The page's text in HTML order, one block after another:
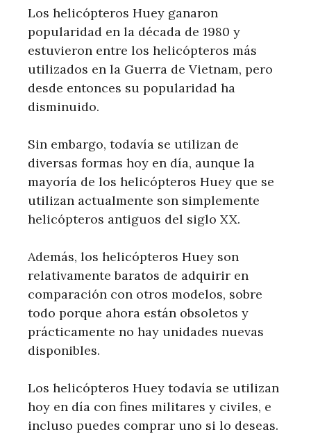
Los helicópteros Huey ganaron
popularidad en la década de 1980 y
estuvieron entre los helicópteros más
utilizados en la Guerra de Vietnam, pero
desde entonces su popularidad ha
disminuido.
Sin embargo, todavía se utilizan de
diversas formas hoy en día, aunque la
mayoría de los helicópteros Huey que se
utilizan actualmente son simplemente
helicópteros antiguos del siglo XX.
Además, los helicópteros Huey son
relativamente baratos de adquirir en
comparación con otros modelos, sobre
todo porque ahora están obsoletos y
prácticamente no hay unidades nuevas
disponibles.
Los helicópteros Huey todavía se utilizan
hoy en día con fines militares y civiles, e
incluso puedes comprar uno si lo deseas.